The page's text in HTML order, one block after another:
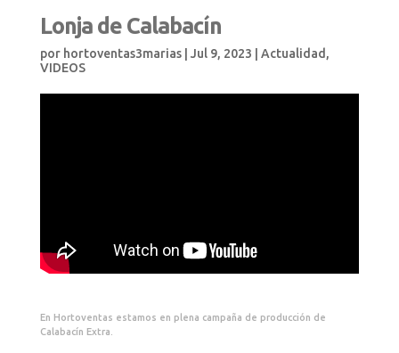
Lonja de Calabacín
por hortoventas3marias| Jul 9, 2023 Actualidad ,
VIDEOS
En Hortoventas estamos en plena campaña de producción de
Calabacín Extra.